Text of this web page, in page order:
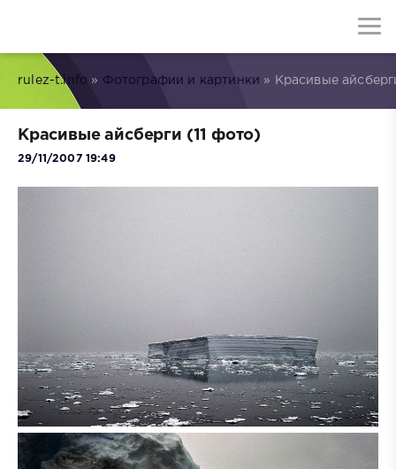
rulez-t.info » Фотографии и картинки » Красивые
Красивые айсберги (11 фото)
29/11/2007 19:49